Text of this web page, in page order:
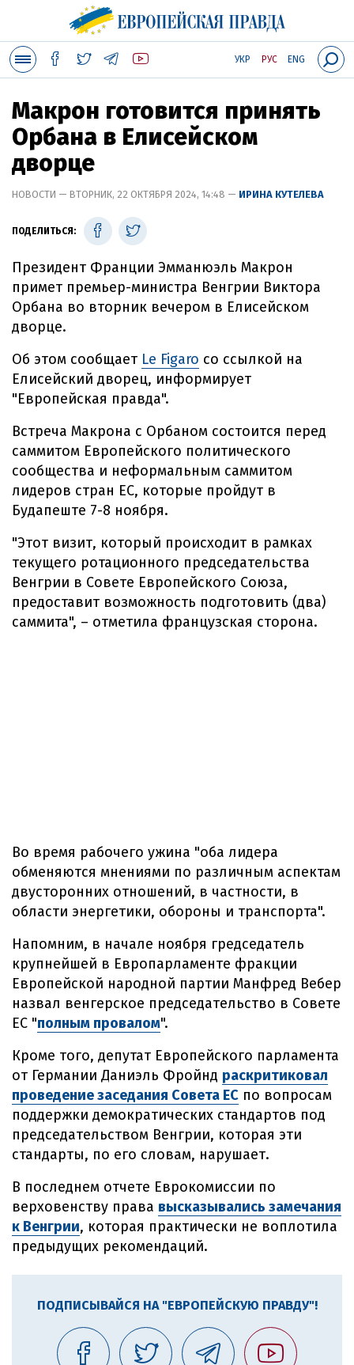
УКР РУС ENG
Макрон готовится принять
Орбана в Елисейском
дворце
НОВОСТИ — ВТОРНИК, 22 ОКТЯБРЯ 2024, 14:48 — ИРИНА КУТЕЛЕВА
ПОДЕЛИТЬСЯ:
Президент Франции Эмманюэль Макрон
примет премьер-министра Венгрии Виктора
Орбана во вторник вечером в Елисейском
дворце.
Об этом сообщает Le Figaro со ссылкой на
Елисейский дворец, информирует
"Европейская правда".
Встреча Макрона с Орбаном состоится перед
саммитом Европейского политического
сообщества и неформальным саммитом
лидеров стран ЕС, которые пройдут в
Будапеште 7-8 ноября.
"Этот визит, который происходит в рамках
текущего ротационного председательства
Венгрии в Совете Европейского Союза,
предоставит возможность подготовить (два)
саммита", – отметила французская сторона.
Во время рабочего ужина "оба лидера
обменяются мнениями по различным аспектам
двусторонних отношений, в частности, в
области энергетики, обороны и транспорта".
Напомним, в начале ноября гредседатель
крупнейшей в Европарламенте фракции
Европейской народной партии Манфред Вебер
назвал венгерское председательство в Совете
ЕС "полным провалом".
Кроме того, депутат Европейского парламента
от Германии Даниэль Фройнд раскритиковал
проведение заседания Совета ЕС по вопросам
поддержки демократических стандартов под
председательством Венгрии, которая эти
стандарты, по его словам, нарушает.
В последнем отчете Еврокомиссии по
верховенству права высказывались замечания
к Венгрии, которая практически не воплотила
предыдущих рекомендаций.
ПОДПИСЫВАЙСЯ НА "ЕВРОПЕЙСКУЮ ПРАВДУ"!